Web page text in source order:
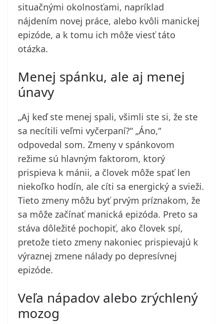
situačnými okolnosťami, napríklad
nájdením novej práce, alebo kvôli manickej
epizóde, a k tomu ich môže viesť táto
otázka.
Menej spánku, ale aj menej
únavy
„Aj keď ste menej spali, všimli ste si, že ste
sa necítili veľmi vyčerpaní?“ „Áno,“
odpovedal som. Zmeny v spánkovom
režime sú hlavným faktorom, ktorý
prispieva k mánii, a človek môže spať len
niekoľko hodín, ale cíti sa energický a svieži.
Tieto zmeny môžu byť prvým príznakom, že
sa môže začínať manická epizóda. Preto sa
stáva dôležité pochopiť, ako človek spí,
pretože tieto zmeny nakoniec prispievajú k
výraznej zmene nálady po depresívnej
epizóde.
Veľa nápadov alebo zrýchlený
mozog